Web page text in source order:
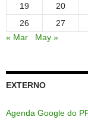
19
20
26
27
« Mar
May »
EXTERNO
Agenda Google do